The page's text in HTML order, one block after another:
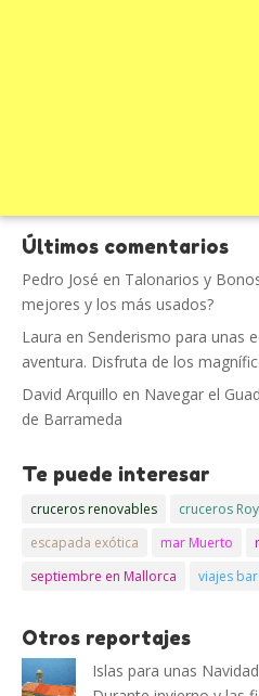
Últimos comentarios
Pedro José en Talonarios y
mejores y los más usados?
Laura en Senderismo para unas
aventura. Disfruta de los
David Arquillo en Navegar el
de Barrameda
Te puede interesar
cruceros renovables
cruceros
escapada exótica
mar Muerto
septiembre en Mallorca
viajes
Otros reportajes
Islas para unas